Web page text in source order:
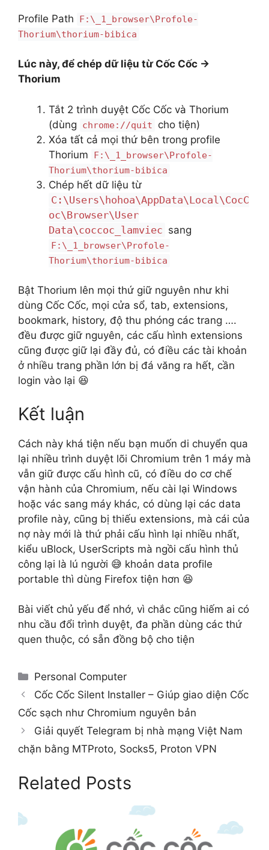
Profile Path
F:\_1_browser\Profole-
Thorium\thorium-bibica
Lúc này, để chép dữ liệu từ Cốc Cốc ->
Thorium
Tắt 2 trình duyệt Cốc Cốc và Thorium
(dùng
chrome://quit
cho tiện)
Xóa tất cả mọi thứ bên trong profile
Thorium
F:\_1_browser\Profole-
Thorium\thorium-bibica
Chép hết dữ liệu từ
C:\Users\hohoa\AppData\Local\CocC
oc\Browser\User
Data\coccoc_lamviec sang
F:\_1_browser\Profole-
Thorium\thorium-bibica
Bật Thorium lên mọi thứ giữ nguyên như khi
dùng Cốc Cốc, mọi cửa sổ, tab, extensions,
bookmark, history, độ thu phóng các trang ….
đều được giữ nguyên, các cấu hình extensions
cũng được giữ lại đầy đủ, có điều các tài khoản
ở nhiều trang phần lớn bị đá văng ra hết, cần
login vào lại 😆
Kết luận
Cách này khá tiện nếu bạn muốn di chuyển qua
lại nhiều trình duyệt lõi Chromium trên 1 máy mà
vẫn giữ được cấu hình cũ, có điều do cơ chế
vận hành của Chromium, nếu cài lại Windows
hoặc vác sang máy khác, có dùng lại các data
profile này, cũng bị thiếu extensions, mà cái của
nợ này mới là thứ phải cấu hình lại nhiều nhất,
kiểu uBlock, UserScripts mà ngồi cấu hình thủ
công lại là lú người 😅 khoản data profile
portable thì dùng Firefox tiện hơn 😆
Bài viết chủ yếu để nhớ, vì chắc cũng hiếm ai có
nhu cầu đổi trình duyệt, đa phần dùng các thứ
quen thuộc, có sẵn đồng bộ cho tiện
Categories
Personal Computer
Cốc Cốc Silent Installer – Giúp giao diện Cốc
Cốc sạch như Chromium nguyên bản
Giải quyết Telegram bị nhà mạng Việt Nam
chặn bằng MTProto, Socks5, Proton VPN
Related Posts